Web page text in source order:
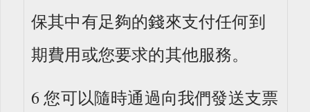
保其中有足夠的錢來支付任何到
期費用或您要求的其他服務。
6 您可以隨時通過向我們發送支票